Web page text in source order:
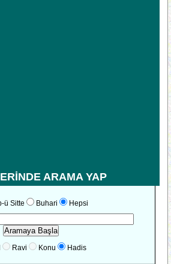
ARAMA YAP
ü Sitte Buhari Hepsi
Ravi Konu Hadis